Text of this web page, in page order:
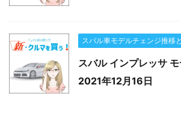
スバル車モデルチェンジ推移
スバル インプレッサ
2021年12月16日